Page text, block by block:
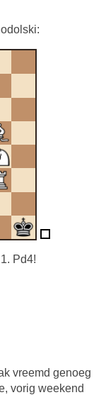
Pd4!
vreemd genoeg
vorig weekend